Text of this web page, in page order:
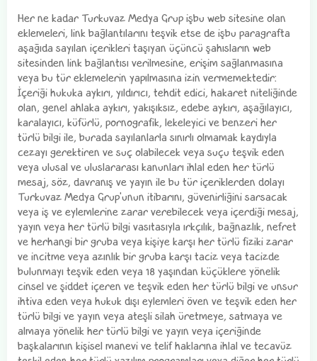
Her ne kadar Turkuvaz Medya Grup işbu web sitesine olan
eklemeleri, link bağlantılarını teşvik etse de işbu paragrafta
aşağıda sayılan içerikleri taşıyan üçüncü şahısların web
sitesinden link bağlantısı verilmesine, erişim sağlanmasına
veya bu tür eklemelerin yapılmasına izin vermemektedir:
İçeriği hukuka aykırı, yıldırıcı, tehdit edici, hakaret niteliğinde
olan, genel ahlaka aykırı, yakışıksız, edebe aykırı, aşağılayıcı,
karalayıcı, küfürlü, pornografik, lekeleyici ve benzeri her
türlü bilgi ile, burada sayılanlarla sınırlı olmamak kaydıyla
cezayı gerektiren ve suç olabilecek veya suçu teşvik eden
veya ulusal ve uluslararası kanunları ihlal eden her türlü
mesaj, söz, davranış ve yayın ile bu tür içeriklerden dolayı
Turkuvaz Medya Grup'unun itibarını, güvenirliğini sarsacak
veya iş ve eylemlerine zarar verebilecek veya içerdiği mesaj,
yayın veya her türlü bilgi vasıtasıyla ırkçılık, bağnazlık, nefret
ve herhangi bir gruba veya kişiye karşı her türlü fiziki zarar
ve incitme veya azınlık bir gruba karşı taciz veya tacizde
bulunmayı teşvik eden veya 18 yaşından küçüklere yönelik
cinsel ve şiddet içeren ve teşvik eden her türlü bilgi ve unsur
ihtiva eden veya hukuk dışı eylemleri öven ve teşvik eden her
türlü bilgi ve yayın veya ateşli silah üretmeye, satmaya ve
almaya yönelik her türlü bilgi ve yayın veya içeriğinde
başkalarının kişisel manevi ve telif haklarına ihlal ve tecavüz